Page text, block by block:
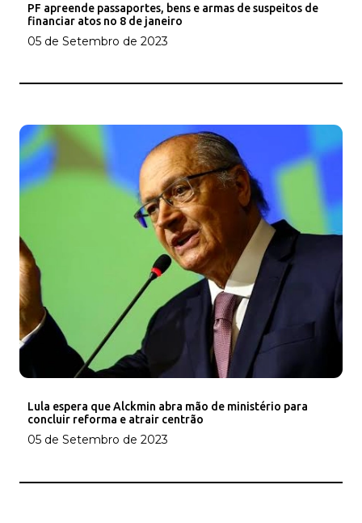
PF apreende passaportes, bens e armas de suspeitos de
financiar atos no 8 de janeiro
05 de Setembro de 2023
Lula espera que Alckmin abra mão de ministério para
concluir reforma e atrair centrão
05 de Setembro de 2023